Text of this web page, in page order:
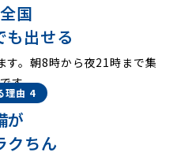
国
も出せる
す。朝8時から夜21時まで集
す。
理由 4
が
クちん